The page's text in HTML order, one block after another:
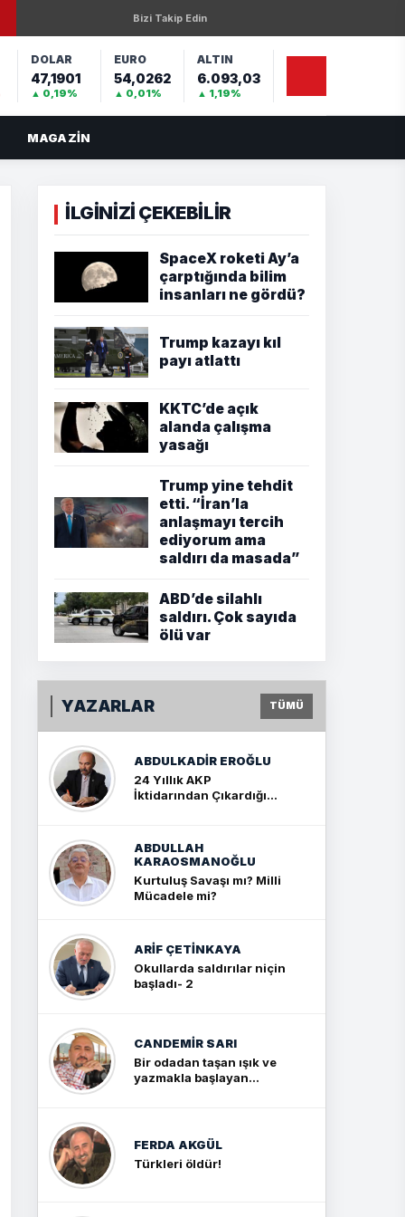
Bizi Takip Edin
DOLAR
47,1901
▲ 0,19%
EURO
54,0262
▲ 0,01%
ALTIN
6.093,03
▲ 1,19%
MAGAZIN
İLGİNİZİ ÇEKEBİLİR
SpaceX roketi Ay’a
çarptığında bilim
insanları ne gördü?
Trump kazayı kıl
payı atlattı
KKTC’de açık
alanda çalışma
yasağı
Trump yine tehdit
etti. “İran’la
anlaşmayı tercih
ediyorum ama
saldırı da masada”
ABD’de silahlı
saldırı. Çok sayıda
ölü var
YAZARLAR TÜMÜ
ABDULKADIR EROĞLU
24 Yıllık AKP
İktidarından Çıkardığım
ABDULLAH
KARAOSMANOĞLU
Kurtuluş Savaşı mı? Milli
Mücadele mi?
ARIF ÇETİNKAYA
Okullarda saldırılar niçin
başladı- 2
CANDEMIR SARI
Bir odadan taşan ışık ve
yazmakla başlayan
FERDA AKGÜL
Türkleri öldür!